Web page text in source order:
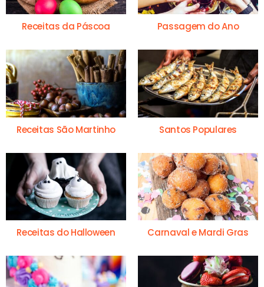
Receitas da Páscoa Passagem do Ano
Receitas São Martinho Santos Populares
Receitas do Halloween Carnaval e Mardi Gras